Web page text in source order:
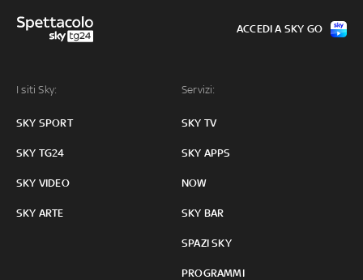
I siti Sky:
SKY SPORT
SKY TG24
SKY VIDEO
SKY ARTE
Servizi:
SKY TV
SKY APPS
NOW
SKY BAR
SPAZI SKY
PROGRAMMI
ACCEDI A SKY GO